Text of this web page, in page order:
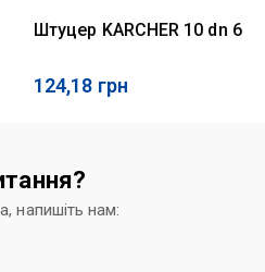
Штуцер KARCHER 10 dn 6
124,18 грн
напишіть нам: